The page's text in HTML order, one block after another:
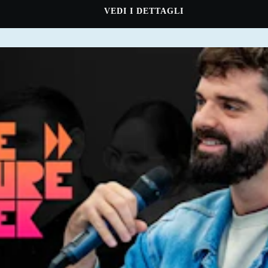
VEDI I DETTAGLI